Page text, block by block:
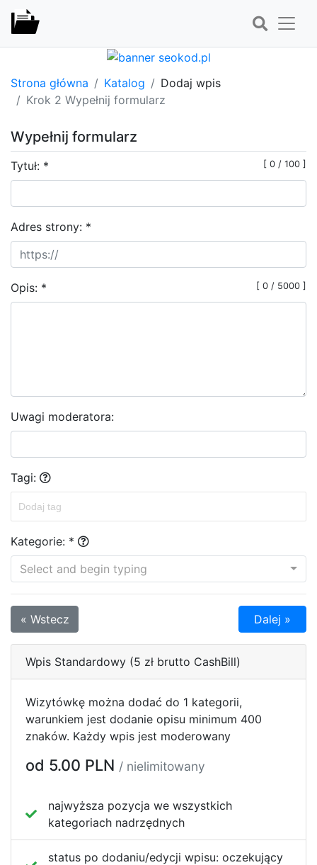
Strona główna Katalog
Dodaj wpis
Krok 2 Wypełnij formularz
Wypełnij formularz
Tytuł: * [ 0 / 100 ]
Adres strony: *
Opis: * [ 0 / 5000 ]
Uwagi moderatora:
Tagi:
Kategorie: *
Select and begin typing
« Wstecz Dalej »
Wpis Standardowy (5 zł brutto CashBill)
Wizytówkę można dodać do 1 kategorii,
warunkiem jest dodanie opisu minimum 400
znaków. Każdy wpis jest moderowany
od 5.00 PLN / nielimitowany
najwyższa pozycja we wszystkich
kategoriach nadrzędnych
status po dodaniu/edycji wpisu: oczekujący